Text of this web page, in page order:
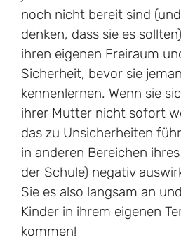
noch nicht bereit sind
denken, dass sie es
ihren eigenen Freiraum
Sicherheit, bevor sie
kennenlernen. Wenn sie
ihrer Mutter nicht sofort
das zu Unsicherheiten
in anderen Bereichen
der Schule) negativ
Sie es also langsam an
Kinder in ihrem eigenen
kommen!